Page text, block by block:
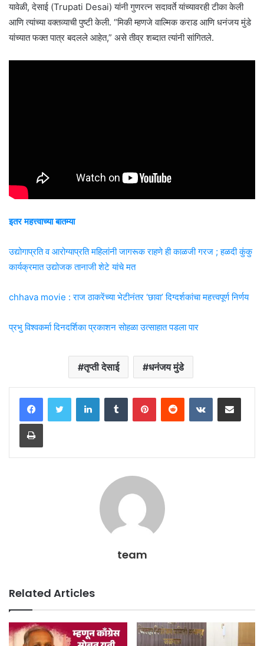
यावेळी, देसाई (Trupati Desai) यांनी गुणरत्न सदावर्ते यांच्यावरही टीका केली
आणि त्यांच्या वक्तव्याची पुष्टी केली. “मिकी म्हणजे वाल्मिक कराड आणि धनंजय मुंडे
यांच्यात फक्त पात्र बदलले आहेत,” असे तीव्र शब्दात त्यांनी सांगितले.
इतर महत्त्वाच्या बातम्या
उद्योगाप्रति व आरोग्याप्रति महिलांनी जागरूक राहणे ही काळजी गरज ; हळदी कुंकु
कार्यक्रमात उद्योजक तानाजी शेटे यांचे मत
chhava movie : राज ठाकरेंच्या भेटीनंतर ‘छावा’ दिग्दर्शकांचा महत्त्वपूर्ण निर्णय
प्रभु विश्वकर्मा दिनदर्शिका प्रकाशन सोहळा उत्साहात पडला पार
तृप्ती देसाई धनंजय मुंडे
LinkedInTumblr PinterestReddit VKontakteShare via Email
Print
team
Related Articles